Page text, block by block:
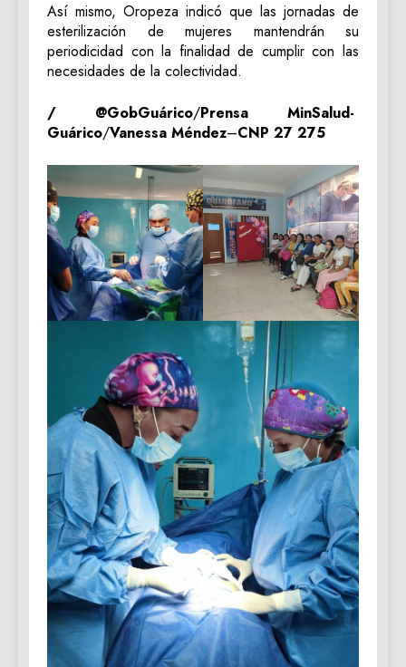
‎Así mismo, Oropeza indicó que las jornadas de
esterilización de mujeres mantendrán su
periodicidad con la finalidad de cumplir con las
necesidades de la colectividad.
/ @GobGuárico/Prensa MinSalud-
Guárico/Vanessa Méndez–CNP 27 275